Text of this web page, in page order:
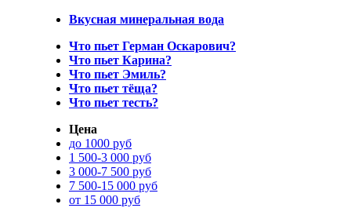
Вкусная минеральная вода
Что пьет Герман Оскарович?
Что пьет Карина?
Что пьет Эмиль?
Что пьет тёща?
Что пьет тесть?
Цена
до 1000 руб
1 500-3 000 руб
3 000-7 500 руб
7 500-15 000 руб
от 15 000 руб